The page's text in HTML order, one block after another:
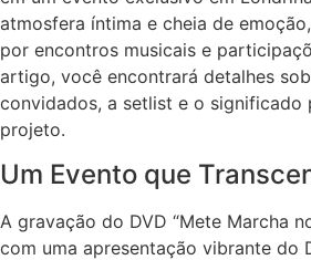
atmosfera íntima e cheia de
por encontros musicais e
artigo, você encontrará detalhes
convidados, a setlist e o
projeto.
Um Evento que
A gravação do DVD “Mete Marcha
com uma apresentação vibrante do